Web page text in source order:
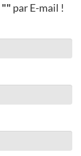
"" par E-mail !